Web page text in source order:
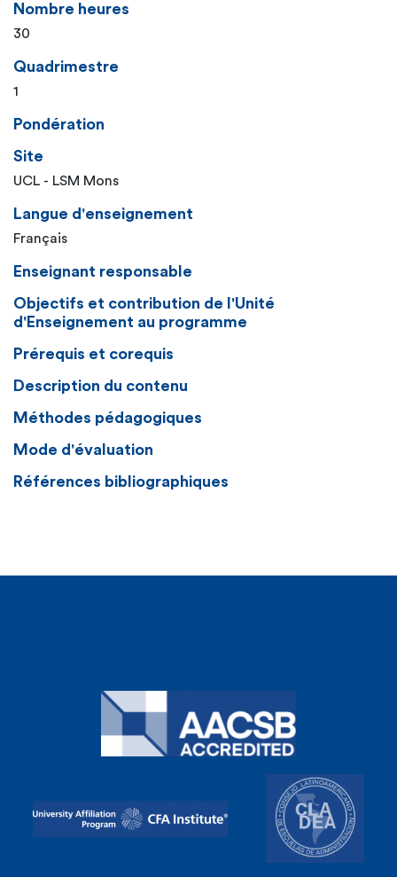
Nombre heures
30
Quadrimestre
1
Pondération
Site
UCL - LSM Mons
Langue d'enseignement
Français
Enseignant responsable
Objectifs et contribution de l'Unité
d'Enseignement au programme
Prérequis et corequis
Description du contenu
Méthodes pédagogiques
Mode d'évaluation
Références bibliographiques